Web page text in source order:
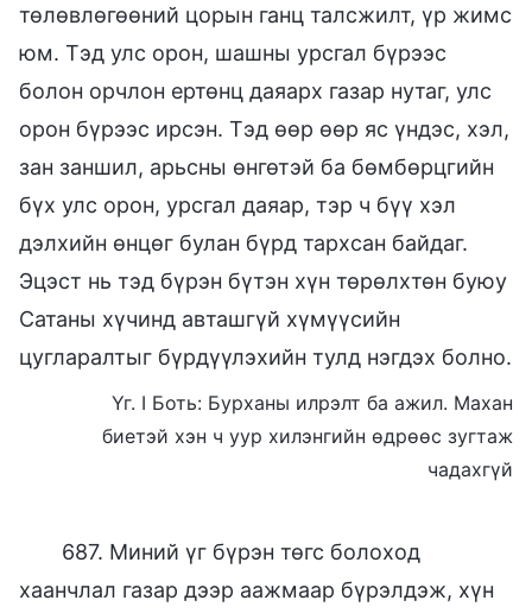
төлөвлөгөөний цорын ганц талсжилт, үр жимс
юм. Тэд улс орон, шашны урсгал бүрээс
болон орчлон ертөнц даяарх газар нутаг, улс
орон бүрээс ирсэн. Тэд өөр өөр яс үндэс, хэл,
зан заншил, арьсны өнгөтэй ба бөмбөрцгийн
бүх улс орон, урсгал даяар, тэр ч бүү хэл
дэлхийн өнцөг булан бүрд тархсан байдаг.
Эцэст нь тэд бүрэн бүтэн хүн төрөлхтөн буюу
Сатаны хүчинд авташгүй хүмүүсийн
цугларалтыг бүрдүүлэхийн тулд нэгдэх болно.
Үг. I Боть: Бурханы илрэлт ба ажил. Махан
биетэй хэн ч уур хилэнгийн өдрөөс зугтаж
чадахгүй
687. Миний үг бүрэн төгс болоход
хаанчлал газар дээр аажмаар бүрэлдэж, хүн